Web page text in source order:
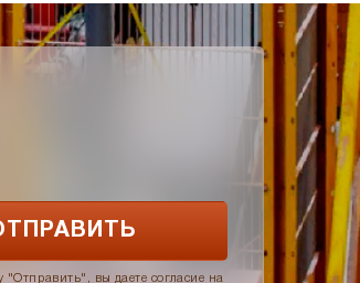
вы даете согласие на